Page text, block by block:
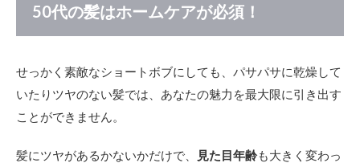
50代の髪はホームケアが必須！
せっかく素敵なショートボブにしても、パサパサに乾燥して
いたりツヤのない髪では、あなたの魅力を最大限に引き出す
ことができません。
髪にツヤがあるかないかだけで、 見た目年齢も大きく変わっ